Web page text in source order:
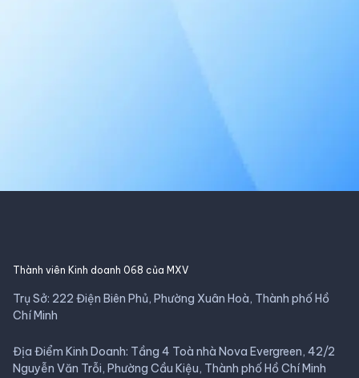
Thành viên Kinh doanh 068 của MXV
Trụ Sở: 222 Điện Biên Phủ, Phường Xuân Hoà, Thành phố Hồ
Chí Minh
Địa Điểm Kinh Doanh: Tầng 4 Toà nhà Nova Evergreen, 42/2
Nguyễn Văn Trỗi, Phường Cầu Kiệu, Thành phố Hồ Chí Minh